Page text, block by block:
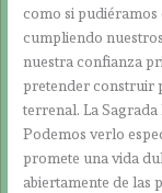
como si pudiéramos
cumpliendo
nuestra confianza
pretender construir
terrenal. La
Podemos verlo
promete una vida
abiertamente de las